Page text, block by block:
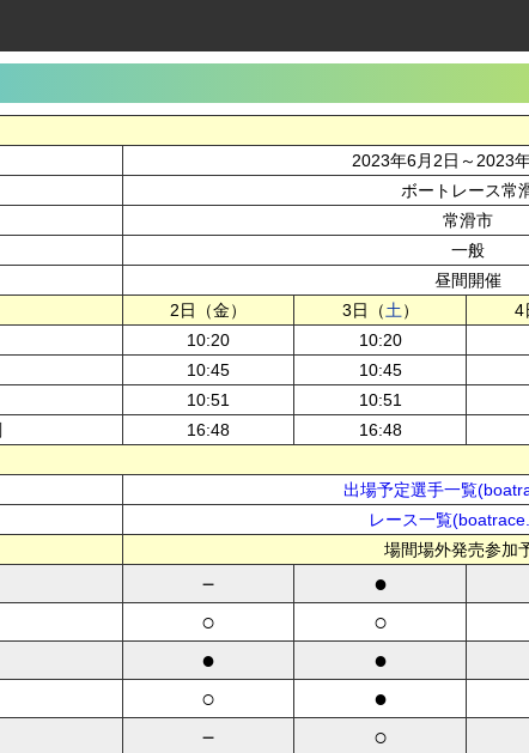
2023年6月2日～2023
ボートレース常
常滑市
一般
昼間開催
2日（金） 3日（土） 4
10:20 10:20
10:45 10:45
10:51 10:51
16:48 16:48
出場予定選手一覧
レース一覧
場間場外発売参加
－ ●
○ ○
● ●
○ ●
－ ○